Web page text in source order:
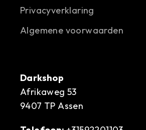
Privacyverklaring
Algemene voorwaarden
Darkshop
Afrikaweg 53
9407 TP Assen